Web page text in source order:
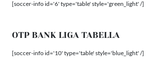
[soccer-info id='6' type='table' style='green_light' /]
OTP BANK LIGA TABELLA
[soccer-info id='10' type='table' style='blue_light' /]